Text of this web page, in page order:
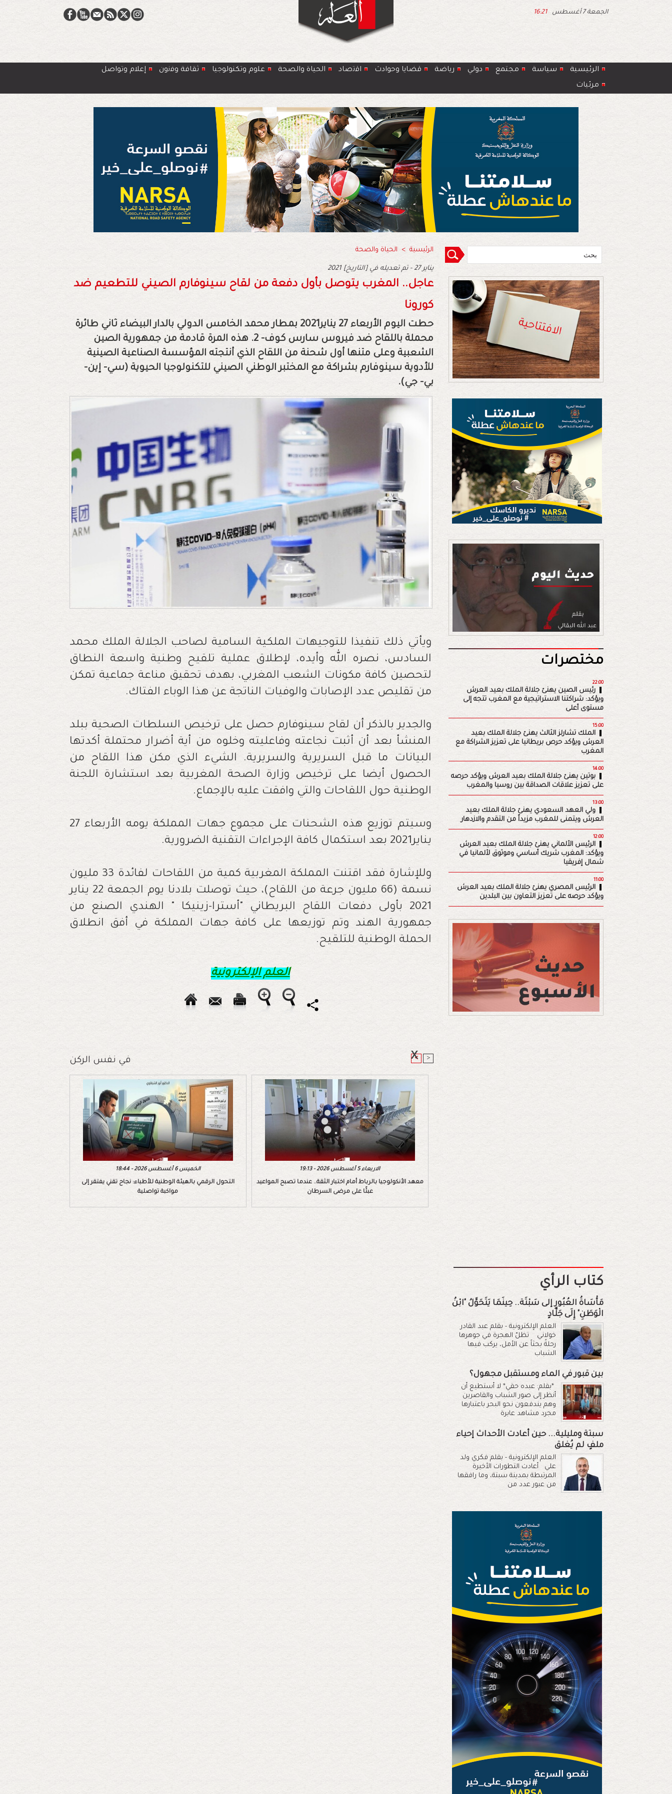
الجمعة 7 أغسطس 16:21
الرئيسية سياسة مجتمع دولي رياضة قضايا وحوادث اﻗﺗﺻﺎد الحياة والصحة ﻋﻠوم وتكنولوجيا ﺛﻘﺎﻓﺔ وﻓﻧون
إعلام وتواصل
مرئيات
الرئيسية > الحياة والصحة
2021 يناير 27 - تم تعديله في [التاريخ]
عاجل.. المغرب يتوصل بأول دفعة من لقاح سينوفارم الصيني للتطعيم ضد
كورونا
حطت اليوم الأربعاء 27 يناير2021 بمطار محمد الخامس الدولي بالدار البيضاء ثاني طائرة
محملة باللقاح ضد فيروس سارس كوف- 2. هذه المرة قادمة من جمهورية الصين
الشعبية وعلى متنها أول شحنة من اللقاح الذي أنتجته المؤسسة الصناعية الصينية
للأدوية سينوفارم بشراكة مع المختبر الوطني الصيني للتكنولوجيا الحيوية (سي- إين-
بي- جي).
ويأتي ذلك تنفيذا للتوجيهات الملكية السامية لصاحب الجلالة الملك محمد
السادس، نصره الله وأيده، لإطلاق عملية تلقيح وطنية واسعة النطاق
لتحصين كافة مكونات الشعب المغربي، بهدف تحقيق مناعة جماعية تمكن
من تقليص عدد الإصابات والوفيات الناتجة عن هذا الوباء الفتاك.
والجدير بالذكر أن لقاح سينوفارم حصل على ترخيص السلطات الصحية ببلد
المنشأ بعد أن أثبت نجاعته وفاعليته وخلوه من أية أضرار محتملة أكدتها
البيانات ما قبل السريرية والسريرية. الشيء الذي مكن هذا اللقاح من
الحصول أيضا على ترخيص وزارة الصحة المغربية بعد استشارة اللجنة
الوطنية حول اللقاحات والتي وافقت عليه بالإجماع.
وسيتم توزيع هذه الشحنات على مجموع جهات المملكة يومه الأربعاء 27
يناير2021 بعد استكمال كافة الإجراءات التقنية الضرورية.
وللإشارة فقد اقتنت المملكة المغربية كمية من اللقاحات لفائدة 33 مليون
نسمة (66 مليون جرعة من اللقاح)، حيث توصلت بلادنا يوم الجمعة 22 يناير
2021 بأولى دفعات اللقاح البريطاني "أسترا-زينيكا " الهندي الصنع من
جمهورية الهند وتم توزيعها على كافة جهات المملكة في أفق انطلاق
الحملة الوطنية للتلقيح.
العلم الإلكترونية
في نفس الركن < >
الخميس 6 أغسطس 2026 - 18:44
التحول الرقمي بالهيئة الوطنية للأطباء: نجاح تقني يفتقر إلى
مواكبة تواصلية
الاربعاء 5 أغسطس 2026 - 19:13
معهد الأنكولوجيا بالرباط أمام اختبار الثقة.. عندما تصبح المواعيد
عبئًا على مرضى السرطان
مختصرات
22:00
رئيس الصين يهنئ جلالة الملك بعيد العرش
ويؤكد: شراكتنا الاستراتيجية مع المغرب تتجه إلى
مستوى أعلى
15:00
الملك تشارلز الثالث يهنئ جلالة الملك بعيد
العرش ويؤكد حرص بريطانيا على تعزيز الشراكة مع
المغرب
14:00
بوتين يهنئ جلالة الملك بعيد العرش ويؤكد حرصه
على تعزيز علاقات الصداقة بين روسيا والمغرب
13:00
ولي العهد السعودي يهنئ جلالة الملك بعيد
العرش ويتمنى للمغرب مزيداً من التقدم والازدهار
12:00
الرئيس الألماني يهنئ جلالة الملك بعيد العرش
ويؤكد: المغرب شريك أساسي وموثوق لألمانيا في
شمال إفريقيا
11:00
الرئيس المصري يهنئ جلالة الملك بعيد العرش
ويؤكد حرصه على تعزيز التعاون بين البلدين
كتاب الرأي
مَأْسَاةُ العُبُورِ إلى سَبْتَة.. حِينَمَا يَتَحَوَّلُ "ابْنُ
الْوَطَنِ" إِلَى جَلَّادٍ
العلم الإلكترونية - بقلم عبد القادر
خولاني تظلّ الهجرة في جوهرها
رحلةً بحثاً عن الأمل، يركب فيها
الشباب
بين قبور في الماء ومستقبل مجهول؟
*بقلم: عبده حقي* لا أستطيع أن
أنظر إلى صور الشباب والقاصرين
وهم يندفعون نحو البحر باعتبارها
مجرد مشاهد عابرة
سبتة ومليلية... حين أعادت الأحداث إحياء
ملفٍ لم يُغلق
العلم الإلكترونية - بقلم فكري ولد
علي أعادت التطورات الأخيرة
المرتبطة بمدينة سبتة، وما رافقها
من عبور عدد من